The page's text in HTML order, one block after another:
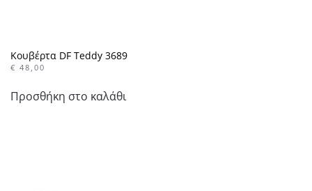
Κουβέρτα DF Teddy 3689
€ 48,00
Προσθήκη στο καλάθι